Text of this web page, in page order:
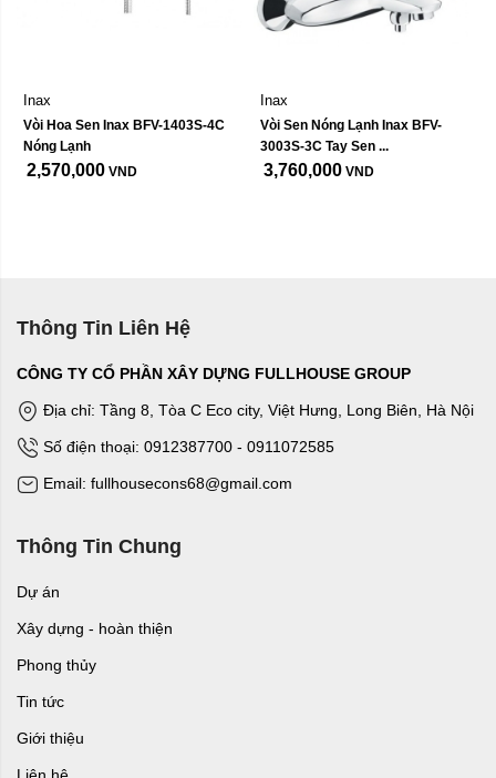
Inax
Vòi Hoa Sen Inax BFV-1403S-4C
Nóng Lạnh
2,570,000 VND
Inax
Vòi Sen Nóng Lạnh Inax BFV-
3003S-3C Tay Sen ...
3,760,000 VND
Thông Tin Liên Hệ
CÔNG TY CỔ PHẦN XÂY DỰNG FULLHOUSE GROUP
Địa chỉ: Tầng 8, Tòa C Eco city, Việt Hưng, Long Biên, Hà Nội
Số điện thoại: 0912387700 - 0911072585
Email: fullhousecons68@gmail.com
Thông Tin Chung
Dự án
Xây dựng - hoàn thiện
Phong thủy
Tin tức
Giới thiệu